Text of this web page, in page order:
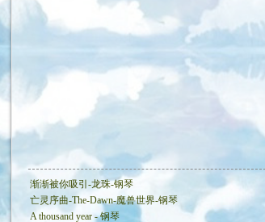
渐渐被你吸引-龙珠-钢琴
亡灵序曲-The-Dawn-魔兽世界-钢琴
A thousand year - 钢琴